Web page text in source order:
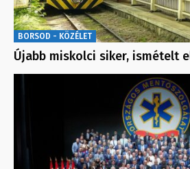
BORSOD - KÖZÉLET
Újabb miskolci siker, ismételt